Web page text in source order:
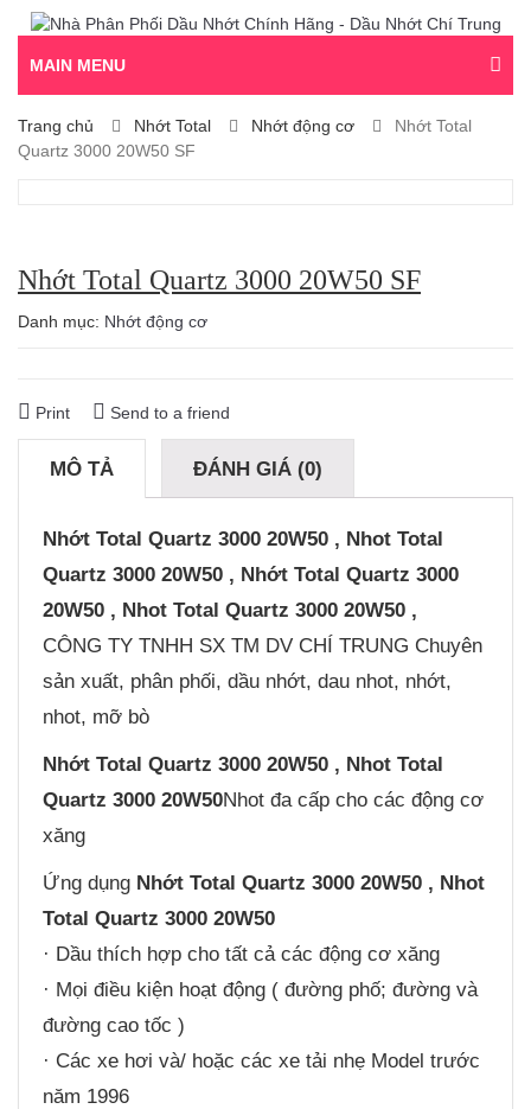
MAIN MENU
Trang chủ Nhớt Total Nhớt động cơ
Nhớt Total
Quartz 3000 20W50 SF
Nhớt Total Quartz 3000 20W50 SF
Danh mục: Nhớt động cơ
Print Send to a friend
MÔ TẢ ĐÁNH GIÁ (0)
Nhớt Total Quartz 3000 20W50 , Nhot Total
Quartz 3000 20W50 , Nhớt Total Quartz 3000
20W50 , Nhot Total Quartz 3000 20W50 ,
CÔNG TY TNHH SX TM DV CHÍ TRUNG Chuyên
sản xuất, phân phối, dầu nhớt, dau nhot, nhớt,
nhot, mỡ bò
Nhớt Total Quartz 3000 20W50 , Nhot Total
Quartz 3000 20W50Nhot đa cấp cho các động cơ
xăng
Ứng dụng Nhớt Total Quartz 3000 20W50 , Nhot
Total Quartz 3000 20W50
· Dầu thích hợp cho tất cả các động cơ xăng
· Mọi điều kiện hoạt động ( đường phố; đường và
đường cao tốc )
· Các xe hơi và/ hoặc các xe tải nhẹ Model trước
năm 1996